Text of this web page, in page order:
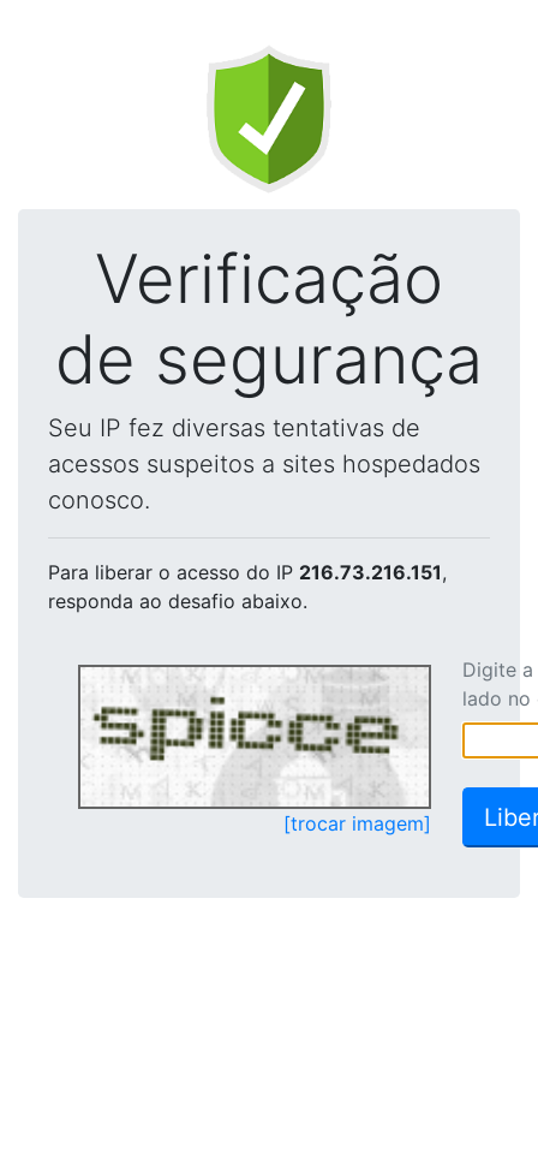
Verificação
de segurança
Seu IP fez diversas tentativas de
acessos suspeitos a sites hospedados
conosco.
Para liberar o acesso do IP 216.73.216.151,
responda ao desafio abaixo.
[trocar imagem]
Digite
lado no